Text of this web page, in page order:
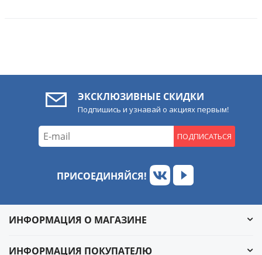
ЭКСКЛЮЗИВНЫЕ СКИДКИ
Подпишись и узнавай о акциях первым!
ПОДПИСАТЬСЯ
ПРИСОЕДИНЯЙСЯ!
ИНФОРМАЦИЯ О МАГАЗИНЕ
ИНФОРМАЦИЯ ПОКУПАТЕЛЮ